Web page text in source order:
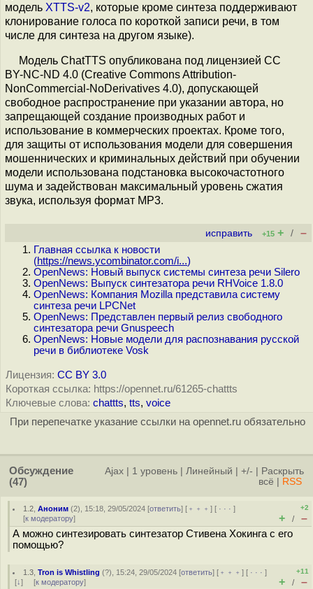
модель XTTS-v2, которые кроме синтеза поддерживают
клонирование голоса по короткой записи речи, в том
числе для синтеза на другом языке).
Модель ChatTTS опубликована под лицензией CC
BY-NC-ND 4.0 (Creative Commons Attribution-
NonCommercial-NoDerivatives 4.0), допускающей
свободное распространение при указании автора, но
запрещающей создание производных работ и
использование в коммерческих проектах. Кроме того,
для защиты от использования модели для совершения
мошеннических и криминальных действий при обучении
модели использована подстановка высокочастотного
шума и задействован максимальный уровень сжатия
звука, используя формат MP3.
исправить +15 + / –
Главная ссылка к новости
(https://news.ycombinator.com/i...)
OpenNews: Новый выпуск системы синтеза речи Silero
OpenNews: Выпуск синтезатора речи RHVoice 1.8.0
OpenNews: Компания Mozilla представила систему
синтеза речи LPCNet
OpenNews: Представлен первый релиз свободного
синтезатора речи Gnuspeech
OpenNews: Новые модели для распознавания русской
речи в библиотеке Vosk
Лицензия: CC BY 3.0
Короткая ссылка: https://opennet.ru/61265-chattts
Ключевые слова: chattts, tts, voice
При перепечатке указание ссылки на opennet.ru обязательно
Обсуждение
(47)
Ajax 1 уровень Линейный +/-
Раскрыть
всё
RSS
1.2 ,Аноним (2), 15:18, 29/05/2024 [ответить] [ ﹢﹢﹢] [ · · ·]
[к модератору]
+2
+ / –
А можно синтезировать синтезатор Стивена Хокинга с его
помощью?
1.3 ,Tron is Whistling (?), 15:24, 29/05/2024 [ответить] [ ﹢﹢﹢] [ · · ·]
[↓] [к модератору]
+11
+ / –